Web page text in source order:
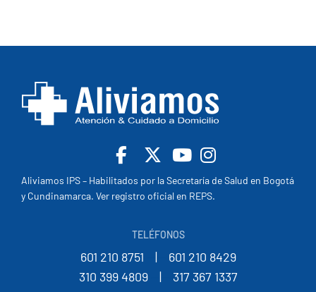
Facebook
X Youtube
Insta
Aliviamos IPS – Habilitados por la Secretaría de Salud en Bogotá
y Cundinamarca. Ver registro oficial en REPS.
TELÉFONOS
601 210 8751 |--
601 210 8429
310 399 4809
|-- 317 367 1337